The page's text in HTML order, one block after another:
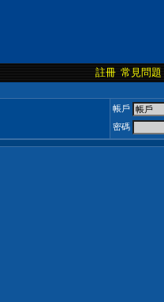
註冊 常見問題
帳戶
密碼